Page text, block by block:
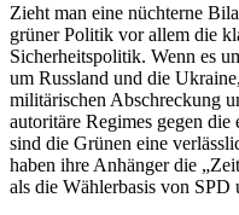
Zieht man eine nüchterne
grüner Politik vor allem die
Sicher­heits­po­litik. Wenn es
um Russland und die
militä­ri­schen Abschre­ckung
autoritäre Regimes gegen
sind die Grünen eine
haben ihre Anhänger die
als die Wähler­basis von SPD